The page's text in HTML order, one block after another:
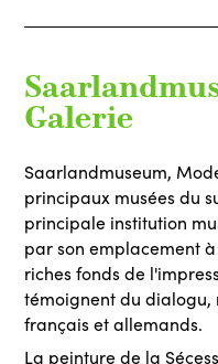
Galerie
Saarlandmuseum,
principaux musées du
principale institution
par son emplacement
riches fonds de
témoignent du dialogu,
français et allemands.
La peinture de la